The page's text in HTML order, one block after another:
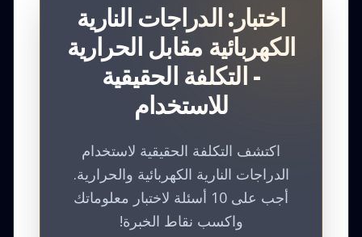
اختبار: الدراجات النارية
الكهربائية مقابل الحرارية
- التكلفة الحقيقية
للاستخدام
اكتشف التكلفة الحقيقية لاستخدام
الدراجات النارية الكهربائية والحرارية.
أجب على 10 أسئلة لاختبار معلوماتك
واكسب نقاط الخبرة!